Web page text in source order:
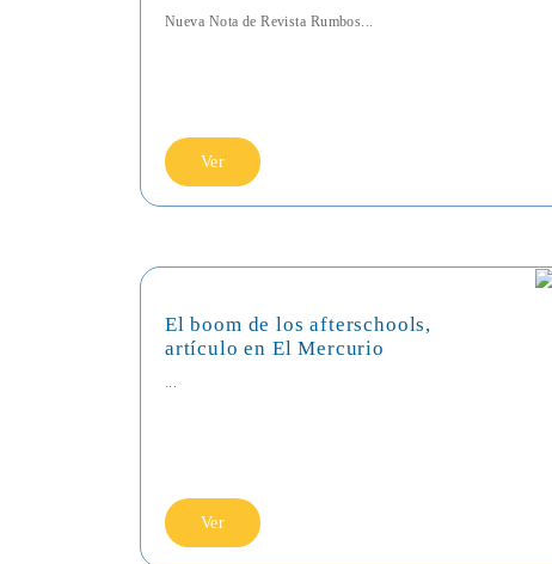
Nueva Nota de Revista Rumbos...
Ver
El boom de los afterschools,
artículo en El Mercurio
Ver